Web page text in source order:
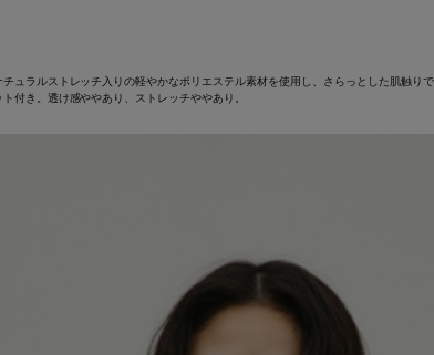
ュラルストレッチ入りの軽やかなポリエステル素材を使用し、さらっとした肌触
付き。透け感ややあり、ストレッチややあり。